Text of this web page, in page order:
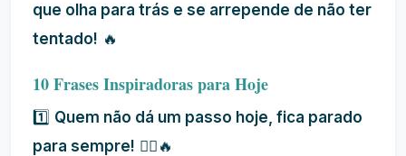
que olha para trás e se arrepende de não ter
tentado! 🔥
10 Frases Inspiradoras para Hoje
1️⃣ Quem não dá um passo hoje, fica parado
para sempre! 🚶‍♂️🔥